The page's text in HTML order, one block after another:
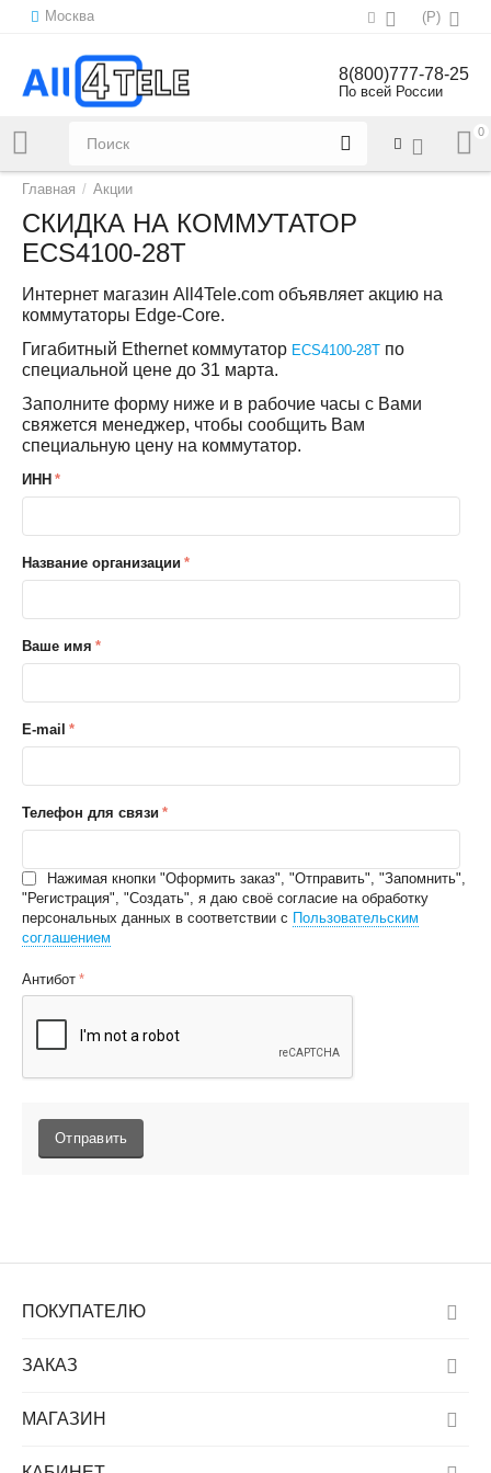
Москва (Р)
Напишите нам:sales@all4tele.com
8(800)777-78-25
По всей России
0
Главная / Акции
СКИДКА НА КОММУТАТОР
ECS4100-28T
Интернет магазин All4Tele.com объявляет акцию на
коммутаторы Edge-Core.
Гигабитный Ethernet коммутатор ECS4100-28T по
специальной цене до 31 марта.
Заполните форму ниже и в рабочие часы с Вами
свяжется менеджер, чтобы сообщить Вам
специальную цену на коммутатор.
ИНН
Название организации
Ваше имя
E-mail
Телефон для связи
Нажимая кнопки "Оформить заказ", "Отправить", "Запомнить",
"Регистрация", "Создать", я даю своё согласие на обработку
персональных данных в соответствии с Пользовательским
соглашением
Антибот
Отправить
ПОКУПАТЕЛЮ
ЗАКАЗ
МАГАЗИН